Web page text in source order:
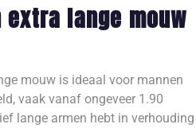
lange mouw
mouw is ideaal voor mannen
vaak vanaf ongeveer 1.90
lange armen hebt in verhouding